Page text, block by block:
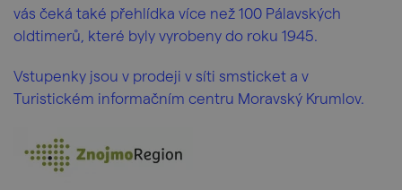
vás čeká také přehlídka více než 100 Pálavských
oldtimerů, které byly vyrobeny do roku 1945.
Vstupenky jsou v prodeji v síti smsticket a v
Turistickém informačním centru Moravský Krumlov.